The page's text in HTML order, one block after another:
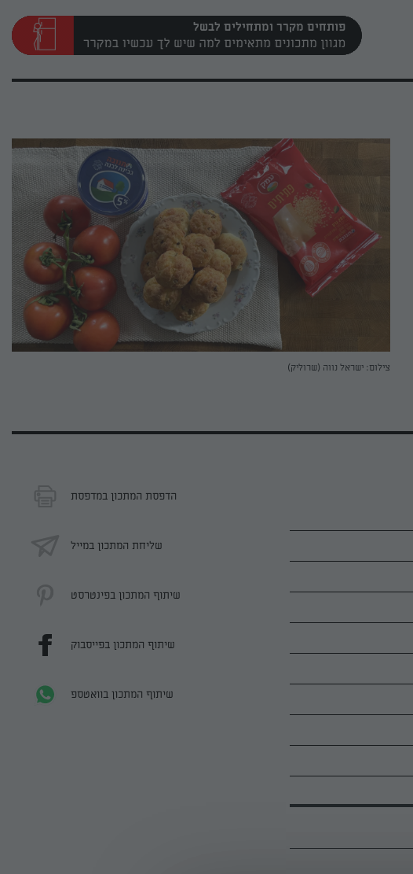
פותחים מקרר ומתחילים לבשל
צילום: ישראל נווה (שרוליק)
הדפסת המתכון במדפסת
שליחת המתכון במייל
שיתוף המתכון בפינטרסט
שיתוף המתכון בפייסבוק
שיתוף המתכון בוואטספ